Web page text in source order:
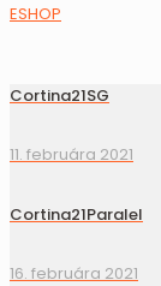
ESHOP
Cortina21SG
11. februára 2021
Cortina21Paralel
16. februára 2021